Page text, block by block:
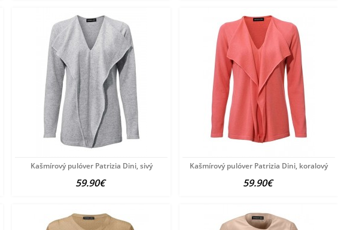
Kašmírový pulóver Patrizia Dini, sivý
59.90€
Kašmírový pulóver Patrizia Dini, koralový
59.90€